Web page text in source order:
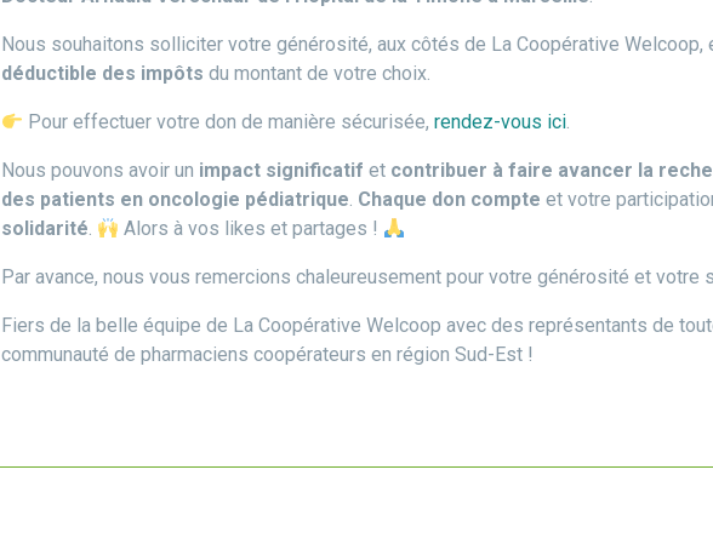
Nous souhaitons solliciter votre générosité, aux côtés de La Coopérative Welcoop,
déductible des impôts du montant de votre choix.
Pour effectuer votre don de manière sécurisée, rendez-vous ici.
Nous pouvons avoir un impact significatif et contribuer à faire avancer la
des patients en oncologie pédiatrique. Chaque don compte et votre
solidarité. Alors à vos likes et partages !
Par avance, nous vous remercions chaleureusement pour votre générosité et votre
Fiers de la belle équipe de La Coopérative Welcoop avec des représentants de
communauté de pharmaciens coopérateurs en région Sud-Est !